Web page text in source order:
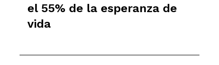
el 55% de la esperanza de
vida